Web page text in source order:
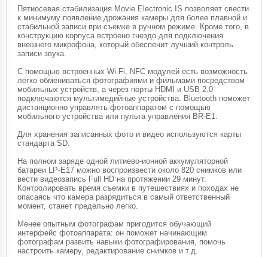
Пятиосевая стабилизация Movie Electronic IS позволяет свести
к минимуму появление дрожания камеры для более плавной и
стабильной записи при съемке в ручном режиме. Кроме того, в
конструкцию корпуса встроено гнездо для подключения
внешнего микрофона, который обеспечит лучший контроль
записи звука.
С помощью встроенных Wi-Fi, NFC модулей есть возможность
легко обмениваться фотографиями и фильмами посредством
мобильных устройств, а через порты HDMI и USB 2.0
подключаются мультимедийные устройства. Bluetooth поможет
дистанционно управлять фотоаппаратом с помощью
мобильного устройства или пульта управления BR-E1.
Для хранения записанных фото и видео используются карты
стандарта SD.
На полном заряде одной литиево-ионной аккумуляторной
батареи LP-E17 можно воспроизвести около 820 снимков или
вести видеозапись Full HD на протяжении 29 минут.
Контролировать время съемки в путешествиях и походах не
опасаясь что камера разрядиться в самый ответственный
момент, станет предельно легко.
Менее опытным фотографам пригодится обучающий
интерфейс фотоаппарата: он поможет начинающим
фотографам развить навыки фотографирования, помочь
настроить камеру, редактирование снимков и т.д.